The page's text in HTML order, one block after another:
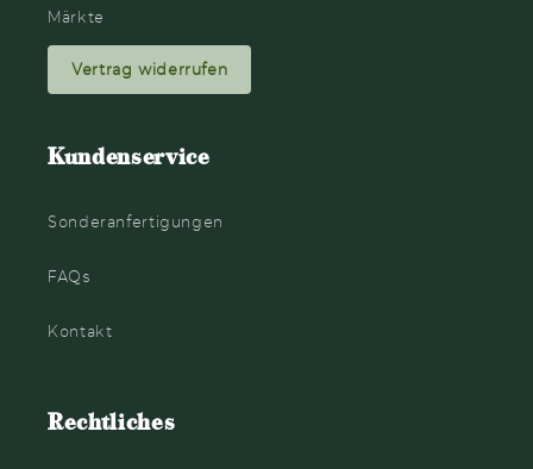
Märkte
Vertrag widerrufen
Kundenservice
Sonderanfertigungen
FAQs
Kontakt
Rechtliches